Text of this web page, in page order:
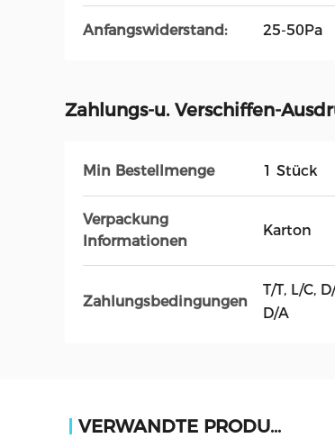
Anfangswiderstand: 25-50Pa
Zahlungs-u. Verschiffen-
Min Bestellmenge 1 Stück
Verpackung
Informationen
Karton
Zahlungsbedingungen
T/T, L/C,
D/A
VERWANDTE PRODUKTE